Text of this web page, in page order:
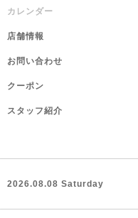
カレンダー
店舗情報
お問い合わせ
クーポン
スタッフ紹介
2026.08.08 Saturday